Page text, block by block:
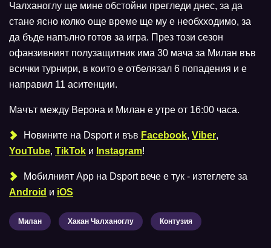
Чалханоглу ще мине обстойни прегледи днес, за да
стане ясно колко още време ще му е необхходимо, за
да бъде напълно готов за игра. През този сезон
офанзивният полузащитник има 30 мача за Милан във
всички турнири, в които е отбелязал 6 попадения и е
направил 11 аситенции.
Мачът между Верона и Милан е утре от 16:00 часа.
Новините на Dsport и във Facebook, Viber,
YouTube, TikTok и Instagram!
Мобилният Аpp на Dsport вече е тук - изтеглете за
Android и iOS
Милан Хакан Чалханоглу Контузия